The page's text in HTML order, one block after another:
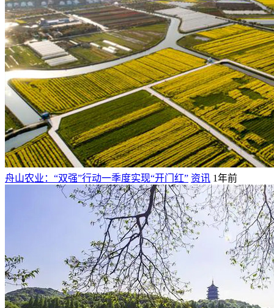
舟山农业：“双强”行动一季度实现“开门红” 资讯 1年前